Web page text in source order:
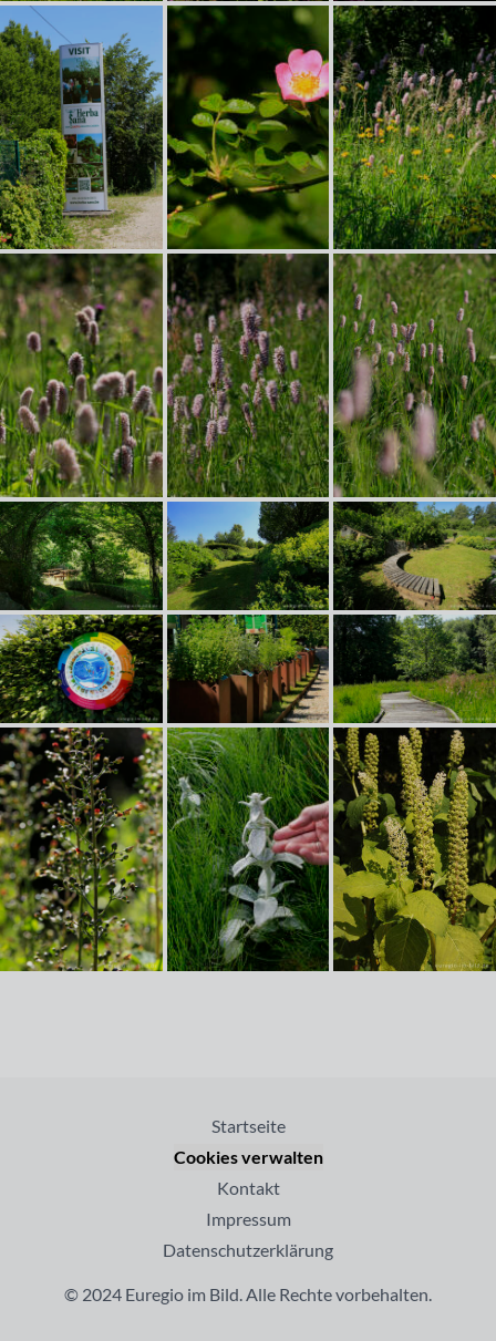
Startseite
Cookies verwalten
Kontakt
Impressum
Datenschutzerklärung
© 2024 Euregio im Bild. Alle Rechte vorbehalten.